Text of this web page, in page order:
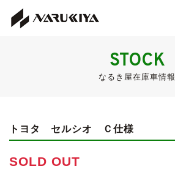
STOCK
なるき屋在庫車情報
トヨタ セルシオ Ｃ仕様
SOLD OUT